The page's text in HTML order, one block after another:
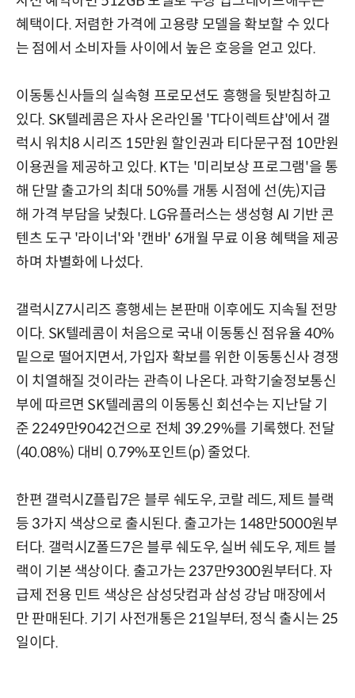
혜택이다. 저렴한 가격에 고용량 모델을 확보할 수 있다
는 점에서 소비자들 사이에서 높은 호응을 얻고 있다.
이동통신사들의 실속형 프로모션도 흥행을 뒷받침하고
있다. SK텔레콤은 자사 온라인몰 'T다이렉트샵'에서 갤
럭시 워치8 시리즈 15만원 할인권과 티다문구점 10만원
이용권을 제공하고 있다. KT는 '미리보상 프로그램'을 통
해 단말 출고가의 최대 50%를 개통 시점에 선(先)지급
해 가격 부담을 낮췄다. LG유플러스는 생성형 AI 기반 콘
텐츠 도구 '라이너'와 '캔바' 6개월 무료 이용 혜택을 제공
하며 차별화에 나섰다.
갤럭시Z7시리즈 흥행세는 본판매 이후에도 지속될 전망
이다. SK텔레콤이 처음으로 국내 이동통신 점유율 40%
밑으로 떨어지면서, 가입자 확보를 위한 이동통신사 경쟁
이 치열해질 것이라는 관측이 나온다. 과학기술정보통신
부에 따르면 SK텔레콤의 이동통신 회선수는 지난달 기
준 2249만9042건으로 전체 39.29%를 기록했다. 전달
(40.08%) 대비 0.79%포인트(p) 줄었다.
한편 갤럭시Z플립7은 블루 쉐도우, 코랄 레드, 제트 블랙
등 3가지 색상으로 출시된다. 출고가는 148만5000원부
터다. 갤럭시Z폴드7은 블루 쉐도우, 실버 쉐도우, 제트 블
랙이 기본 색상이다. 출고가는 237만9300원부터다. 자
급제 전용 민트 색상은 삼성닷컴과 삼성 강남 매장에서
만 판매된다. 기기 사전개통은 21일부터, 정식 출시는 25
일이다.